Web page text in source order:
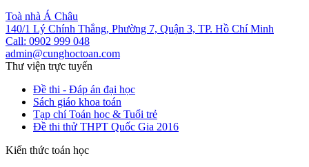
Toà nhà Á Châu
140/1 Lý Chính Thắng, Phường 7, Quận 3, TP. Hồ Chí Minh
Call: 0902 999 048
admin@cunghoctoan.com
Thư viện trực tuyến
Đề thi - Đáp án đại học
Sách giáo khoa toán
Tạp chí Toán học & Tuổi trẻ
Đề thi thử THPT Quốc Gia 2016
Kiến thức toán học